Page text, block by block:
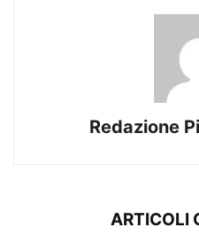
Redazione
ARTICOLI